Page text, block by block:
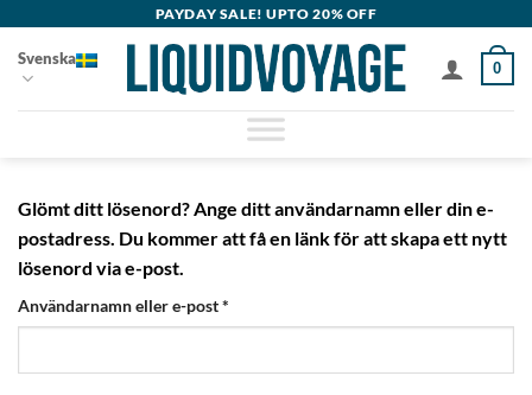
content
PAYDAY SALE! UPTO 20% OFF
Svenska
0
Glömt ditt lösenord? Ange ditt användarnamn eller din e-
postadress. Du kommer att få en länk för att skapa ett nytt
lösenord via e-post.
Användarnamn eller e-post*